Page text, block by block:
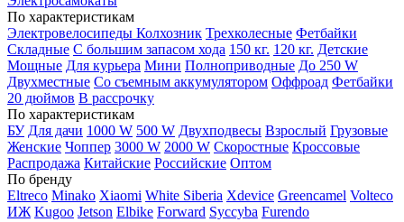
По характеристикам
Электровелосипеды Колхозник Трехколесные Фетбайки
Складные С большим запасом хода 150 кг. 120 кг. Детские
Мощные Для курьера Мини Полноприводные До 250 W
Двухместные Со съемным аккумулятором Оффроад Фетбайки
20 дюймов В рассрочку
По характеристикам
БУ Для дачи 1000 W 500 W Двухподвесы Взрослый Грузовые
Женские Чоппер 3000 W 2000 W Скоростные Кроссовые
Распродажа Китайские Российские Оптом
По бренду
Eltreco Minako Xiaomi White Siberia Xdevice Greencamel Volteco
ИЖ Kugoo Jetson Elbike Forward Syccyba Furendo